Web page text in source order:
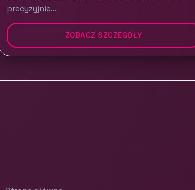
precyzyjnie...
ZOBACZ SZCZEGÓŁY